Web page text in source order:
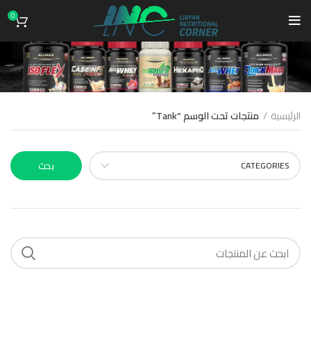
0
Tank
الرئيسية منتجات تحت الوسم “Tank”
CATEGORIES بحث